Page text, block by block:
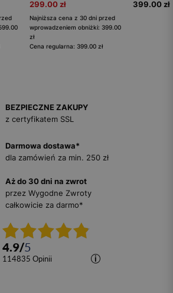
299.00 zł
Najniższa cena z 30 dni przed
wprowadzeniem obniżki: 399.00
zł
Cena regularna: 399.00 zł
399.00 zł
BEZPIECZNE ZAKUPY
z certyfikatem SSL
Darmowa dostawa*
dla zamówień za min. 250 zł
Aż do 30 dni na zwrot
przez Wygodne Zwroty
całkowicie za darmo*
4.9/5
114835 opinii